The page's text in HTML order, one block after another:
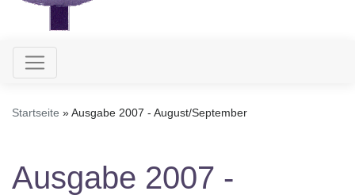
Hauptnavigation
Startseite Ausgabe 2007 - August/September
Ausgabe 2007 -